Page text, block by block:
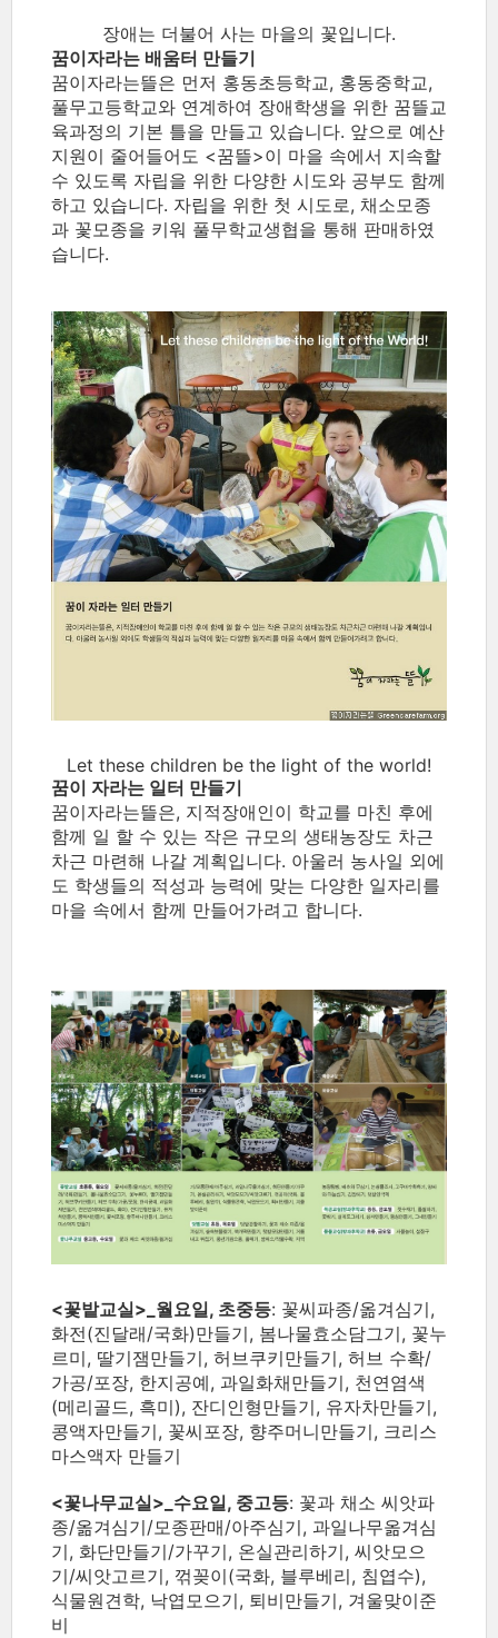
장애는 더불어 사는 마을의 꽃입니다.
꿈이자라는 배움터 만들기
꿈이자라는뜰은 먼저 홍동초등학교, 홍동중학교,
풀무고등학교와 연계하여 장애학생을 위한 꿈뜰교
육과정의 기본 틀을 만들고 있습니다. 앞으로 예산
지원이 줄어들어도 <꿈뜰>이 마을 속에서 지속할
수 있도록 자립을 위한 다양한 시도와 공부도 함께
하고 있습니다. 자립을 위한 첫 시도로, 채소모종
과 꽃모종을 키워 풀무학교생협을 통해 판매하였
습니다.
Let these children be the light of the world!
꿈이 자라는 일터 만들기
꿈이자라는뜰은, 지적장애인이 학교를 마친 후에
함께 일 할 수 있는 작은 규모의 생태농장도 차근
차근 마련해 나갈 계획입니다. 아울러 농사일 외에
도 학생들의 적성과 능력에 맞는 다양한 일자리를
마을 속에서 함께 만들어가려고 합니다.
<꽃밭교실>_월요일, 초중등: 꽃씨파종/옮겨심기,
화전(진달래/국화)만들기, 봄나물효소담그기, 꽃누
르미, 딸기잼만들기, 허브쿠키만들기, 허브 수확/
가공/포장, 한지공예, 과일화채만들기, 천연염색
(메리골드, 흑미), 잔디인형만들기, 유자차만들기,
콩액자만들기, 꽃씨포장, 향주머니만들기, 크리스
마스액자 만들기
<꽃나무교실>_수요일, 중고등: 꽃과 채소 씨앗파
종/옮겨심기/모종판매/아주심기, 과일나무옮겨심
기, 화단만들기/가꾸기, 온실관리하기, 씨앗모으
기/씨앗고르기, 꺾꽂이(국화, 블루베리, 침엽수),
식물원견학, 낙엽모으기, 퇴비만들기, 겨울맞이준
비